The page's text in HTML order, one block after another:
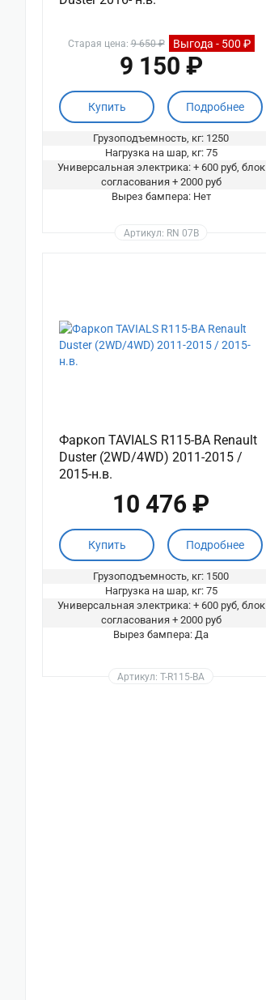
Старая цена:9 650 ₽ Выгода - 500 ₽
9 150 ₽
Купить Подробнее
Грузоподъемность, кг: 1250
Нагрузка на шар, кг: 75
Универсальная электрика: + 600 руб, блок
согласования + 2000 руб
Вырез бампера: Нет
Артикул: RN 07B
Фаркоп TAVIALS R115-BA Renault
Duster (2WD/4WD) 2011-2015 /
2015-н.в.
10 476 ₽
Купить Подробнее
Грузоподъемность, кг: 1500
Нагрузка на шар, кг: 75
Универсальная электрика: + 600 руб, блок
согласования + 2000 руб
Вырез бампера: Да
Артикул: T-R115-BA